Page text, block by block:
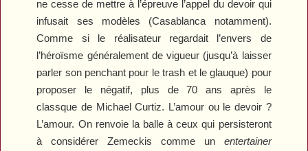
ne cesse de mettre à l’épreuve l’appel du devoir qui
infusait ses modèles (Casablanca notamment).
Comme si le réalisateur regardait l’envers de
l’héroïsme généralement de vigueur (jusqu’à laisser
parler son penchant pour le trash et le glauque) pour
proposer le négatif, plus de 70 ans après le
classque de Michael Curtiz. L’amour ou le devoir ?
L’amour. On renvoie la balle à ceux qui persisteront
à considérer Zemeckis comme un entertainer